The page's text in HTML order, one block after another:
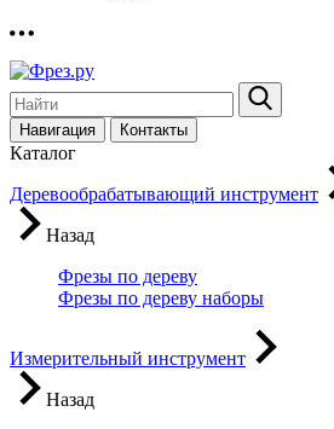
Навигация Контакты
Каталог
Деревообрабатывающий инструмент
Назад
Фрезы по дереву
Фрезы по дереву наборы
Измерительный инструмент
Назад